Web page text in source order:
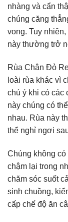
nhàng và cẩn
chúng căng
vong. Tuy
này thường trở
Rùa Chân Đỏ
loài rùa khác vì
chú ý khi có các
này chúng có
nhau. Rùa này
thể nghỉ ngơi
Chúng không
chậm lại trong
chăm sóc suốt
sinh chuồng,
cấp chế độ ăn